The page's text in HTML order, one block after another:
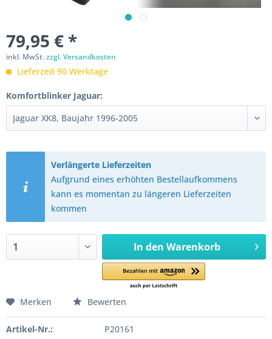
79,95 € *
inkl. MwSt.zzgl. Versandkosten
Lieferzeit 90 Werktage
Komfortblinker Jaguar:
Verlängerte Lieferzeiten
Aufgrund eines erhöhten Bestellaufkommens
kann es momentan zu längeren Lieferzeiten
kommen
In den Warenkorb
Merken Bewerten
Artikel-Nr.: P20161